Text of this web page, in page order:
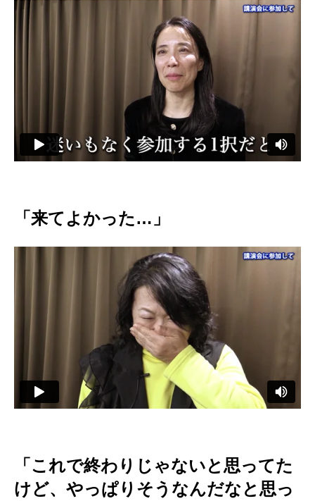
「来てよかった…」
「これで終わりじゃないと思ってた
けど、やっぱりそうなんだなと思っ